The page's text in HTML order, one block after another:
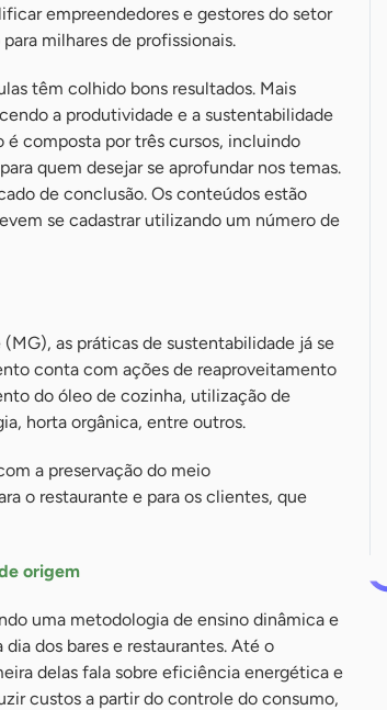
empreendedores e gestores do setor
milhares de profissionais.
têm colhido bons resultados. Mais
a produtividade e a sustentabilidade
é composta por três cursos, incluindo
quem desejar se aprofundar nos temas.
de conclusão. Os conteúdos estão
se cadastrar utilizando um número de
as práticas de sustentabilidade já se
conta com ações de reaproveitamento
do óleo de cozinha, utilização de
horta orgânica, entre outros.
a preservação do meio
o restaurante e para os clientes, que
origem
uma metodologia de ensino dinâmica e
dos bares e restaurantes. Até o
delas fala sobre eficiência energética e
custos a partir do controle do consumo,